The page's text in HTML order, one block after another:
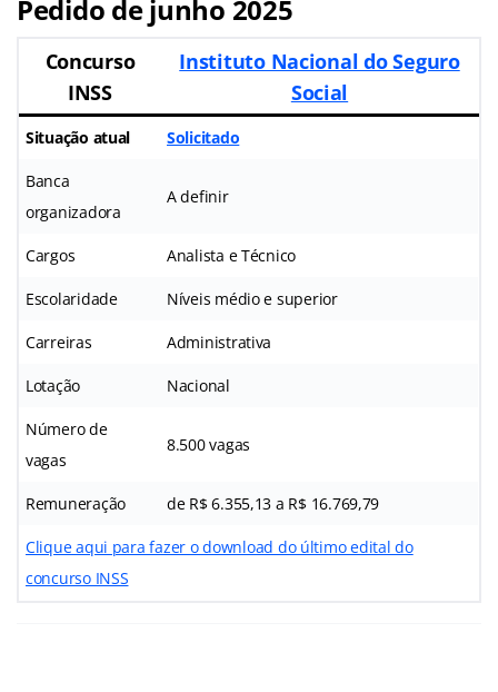
Pedido de junho 2025
Concurso
INSS
Instituto Nacional do Seguro
Social
Situação atual Solicitado
Banca
organizadora
A definir
Cargos Analista e Técnico
Escolaridade Níveis médio e superior
Carreiras Administrativa
Lotação Nacional
Número de
vagas
8.500 vagas
Remuneração de R$ 6.355,13 a R$ 16.769,79
Clique aqui para fazer o download do último edital do
concurso INSS